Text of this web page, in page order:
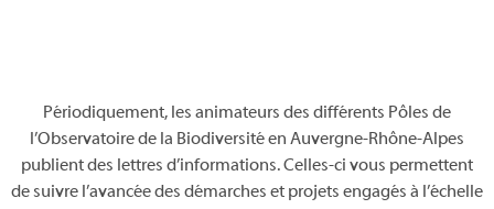
Périodiquement, les animateurs des différents Pôles de
l’Observatoire de la Biodiversité en Auvergne-Rhône-Alpes
publient des lettres d’informations. Celles-ci vous permettent
de suivre l’avancée des démarches et projets engagés à l’échelle